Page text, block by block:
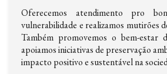
Oferecemos atendimento pro
vulnerabilidade e realizamos mutirões
Também promovemos o bem-estar
apoiamos iniciativas de preservação
impacto positivo e sustentável na